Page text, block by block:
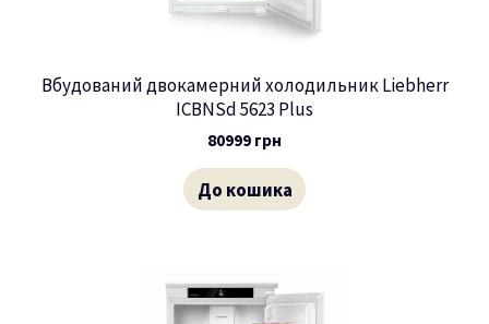
Вбудований двокамерний холодильник Liebherr
ICBNSd 5623 Plus
80999 грн
До кошика